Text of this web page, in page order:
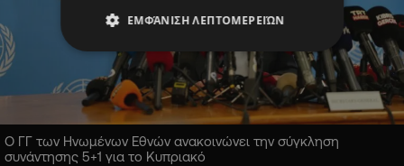
Ο ΓΓ των Ηνωμένων Εθνών ανακοινώνει την σύγκληση
συνάντησης 5+1 για το Κυπριακό
ΕΜΦΆΝΙΣΗ ΛΕΠΤΟΜΕΡΕΙΏΝ